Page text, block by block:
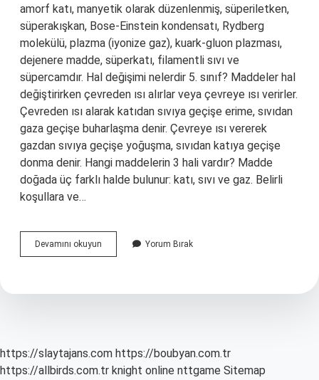
amorf katı, manyetik olarak düzenlenmiş, süperiletken,
süperakışkan, Bose-Einstein kondensatı, Rydberg
molekülü, plazma (iyonize gaz), kuark-gluon plazması,
dejenere madde, süperkatı, filamentli sıvı ve
süpercamdır. Hal değişimi nelerdir 5. sınıf? Maddeler hal
değiştirirken çevreden ısı alırlar veya çevreye ısı verirler.
Çevreden ısı alarak katıdan sıvıya geçişe erime, sıvıdan
gaza geçişe buharlaşma denir. Çevreye ısı vererek
gazdan sıvıya geçişe yoğuşma, sıvıdan katıya geçişe
donma denir. Hangi maddelerin 3 hali vardır? Madde
doğada üç farklı halde bulunur: katı, sıvı ve gaz. Belirli
koşullara ve…
Devamını okuyun
Sınıf
Hali
Yorum Bırak
https://slaytajans.com https://boubyan.com.tr
https://allbirds.com.tr knight online nttgame Sitemap